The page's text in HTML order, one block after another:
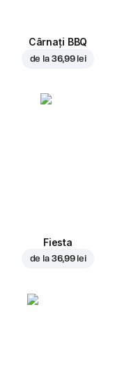
Cârnați BBQ
de la 36,99 lei
Fiesta
de la 36,99 lei